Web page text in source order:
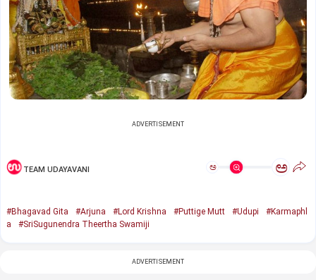
ADVERTISEMENT
TEAM UDAYAVANI ಅ ಅ
#Bhagavad Gita #Arjuna #Lord Krishna #Puttige Mutt #Udupi
#Karmaphl
a
#SriSugunendra Theertha Swamiji
ADVERTISEMENT